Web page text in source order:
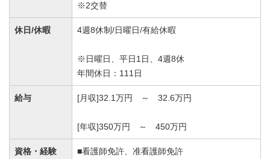
※2交替
休日/休暇 4週8休制/日曜日/有給休暇
※日曜日、平日1日、4週8休
年間休日：111日
給与 [月収]32.1万円 ～ 32.6万円
[年収]350万円 ～ 450万円
資格・経験 ■看護師免許、准看護師免許